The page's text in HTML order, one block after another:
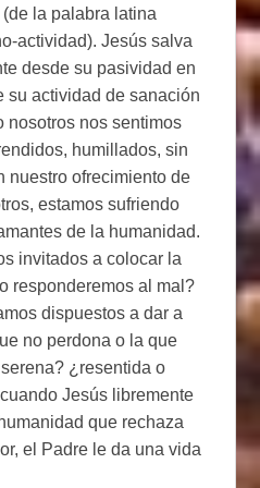
la palabra latina
actividad). Jesús salva
desde su pasividad en
su actividad de sanación
nosotros nos sentimos
humillados, sin
nuestro ofrecimiento de
estamos sufriendo
de la humanidad.
invitados a colocar la
responderemos al mal?
dispuestos a dar a
no perdona o la que
¿resentida o
Jesús libremente
que rechaza
el Padre le da una vida